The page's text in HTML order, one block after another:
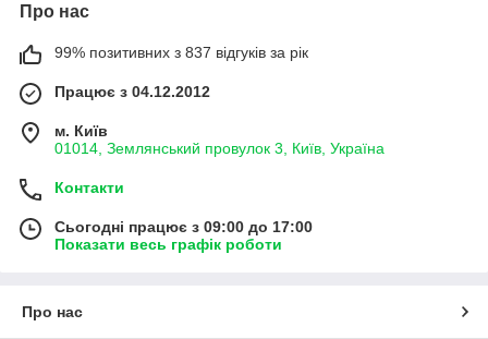
Про нас
99% позитивних з 837 відгуків за рік
Працює з 04.12.2012
м. Київ
01014, Землянський провулок 3, Київ, Україна
Контакти
Сьогодні працює з 09:00 до 17:00
Показати весь графік роботи
Про нас